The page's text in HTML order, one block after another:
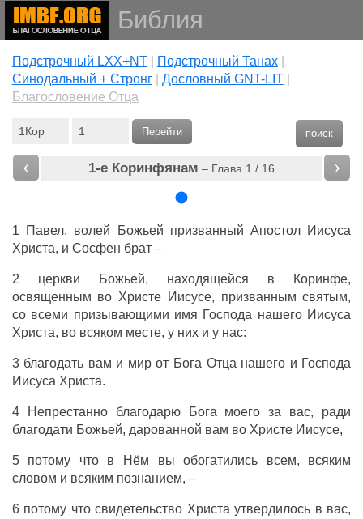
Библия
Подстрочный LXX+NT| Подстрочный Танах|
Cинодальный + Стронг| Дословный GNT-LIT|
Благословение Отца
поиск
Перейти
‹ 1-е Коринфянам – Глава 1 / 16 ›
1 Павел, волей Божьей призванный Апостол Иисуса
Христа, и Сосфен брат –
2 церкви Божьей, находящейся в Коринфе,
освященным во Христе Иисусе, призванным святым,
со всеми призывающими имя Господа нашего Иисуса
Христа, во всяком месте, у них и у нас:
3 благодать вам и мир от Бога Отца нашего и Господа
Иисуса Христа.
4 Непрестанно благодарю Бога моего за вас, ради
благодати Божьей, дарованной вам во Христе Иисусе,
5 потому что в Нём вы обогатились всем, всяким
словом и всяким познанием, –
6 потому что свидетельство Христа утвердилось в вас,